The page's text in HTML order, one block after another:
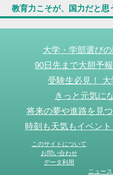
教育力こそが、国力だと思
大学・学部選び
90日先まで大胆予
受験生必見！
きっと元気に
将来の夢や進路を見
時刻も天気もイベン
このサイトについて
お問い合わせ
データ利用
ニュー